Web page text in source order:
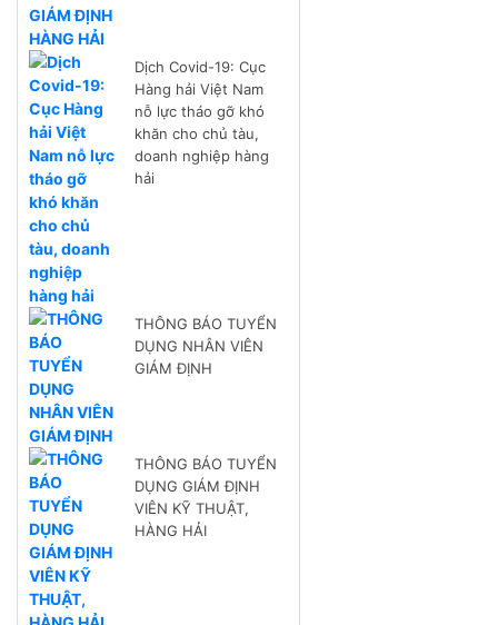
Dịch Covid-19: Cục
Hàng hải Việt Nam
nỗ lực tháo gỡ khó
khăn cho chủ tàu,
doanh nghiệp hàng
hải
THÔNG BÁO TUYỂN
DỤNG NHÂN VIÊN
GIÁM ĐỊNH
THÔNG BÁO TUYỂN
DỤNG GIÁM ĐỊNH
VIÊN KỸ THUẬT,
HÀNG HẢI